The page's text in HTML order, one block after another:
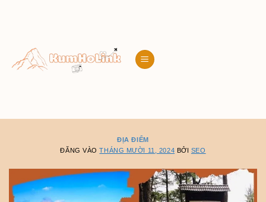
ĐỊA ĐIỂM
ĐĂNG VÀOTHÁNG MƯỜI 11, 2024 BỞI SEO